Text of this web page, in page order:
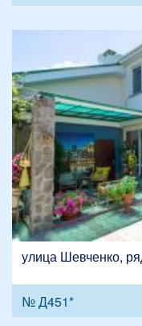
улица Шевченко,
№ Д451*